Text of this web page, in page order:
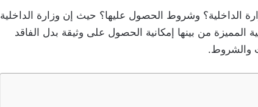
الداخلية؟ وشروط الحصول عليها؟ حيث إن وزارة الداخلية
المميزة من بينها إمكانية الحصول على وثيقة بدل الفاقد
والشروط.